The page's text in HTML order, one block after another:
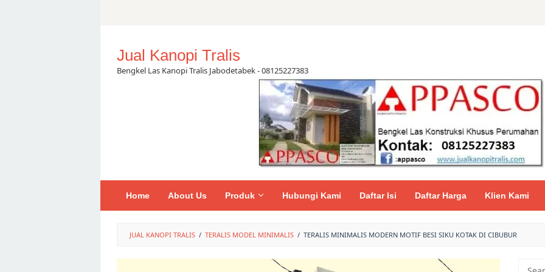
Jual Kanopi Tralis
Bengkel Las Kanopi Tralis Jabodetabek - 08125227383
Home About Us Produk Hubungi Kami Daftar Isi Daftar Harga Klien Kami
JUAL KANOPI TRALIS / TERALIS MODEL MINIMALIS / TERALIS MINIMALIS MODERN MOTIF BESI SIKU KOTAK DI CIBUBUR